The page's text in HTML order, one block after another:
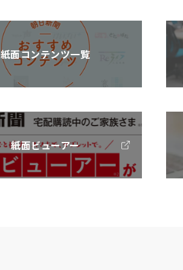
紙面コンテンツ一覧
紙面ビューアー